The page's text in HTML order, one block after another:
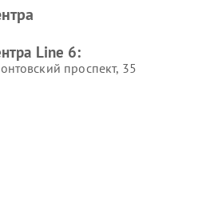
Line 6:
проспект, 35